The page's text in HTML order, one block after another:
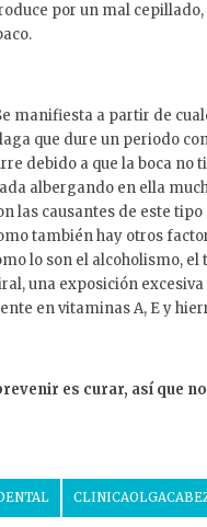
por un mal
manifiesta a partir de
que dure un periodo
debido a que la boca no
albergando en ella
las causantes de este tipo
también hay otros
lo son el alcoholismo, el
una exposición excesiva
en vitaminas A, E y
es curar, así que